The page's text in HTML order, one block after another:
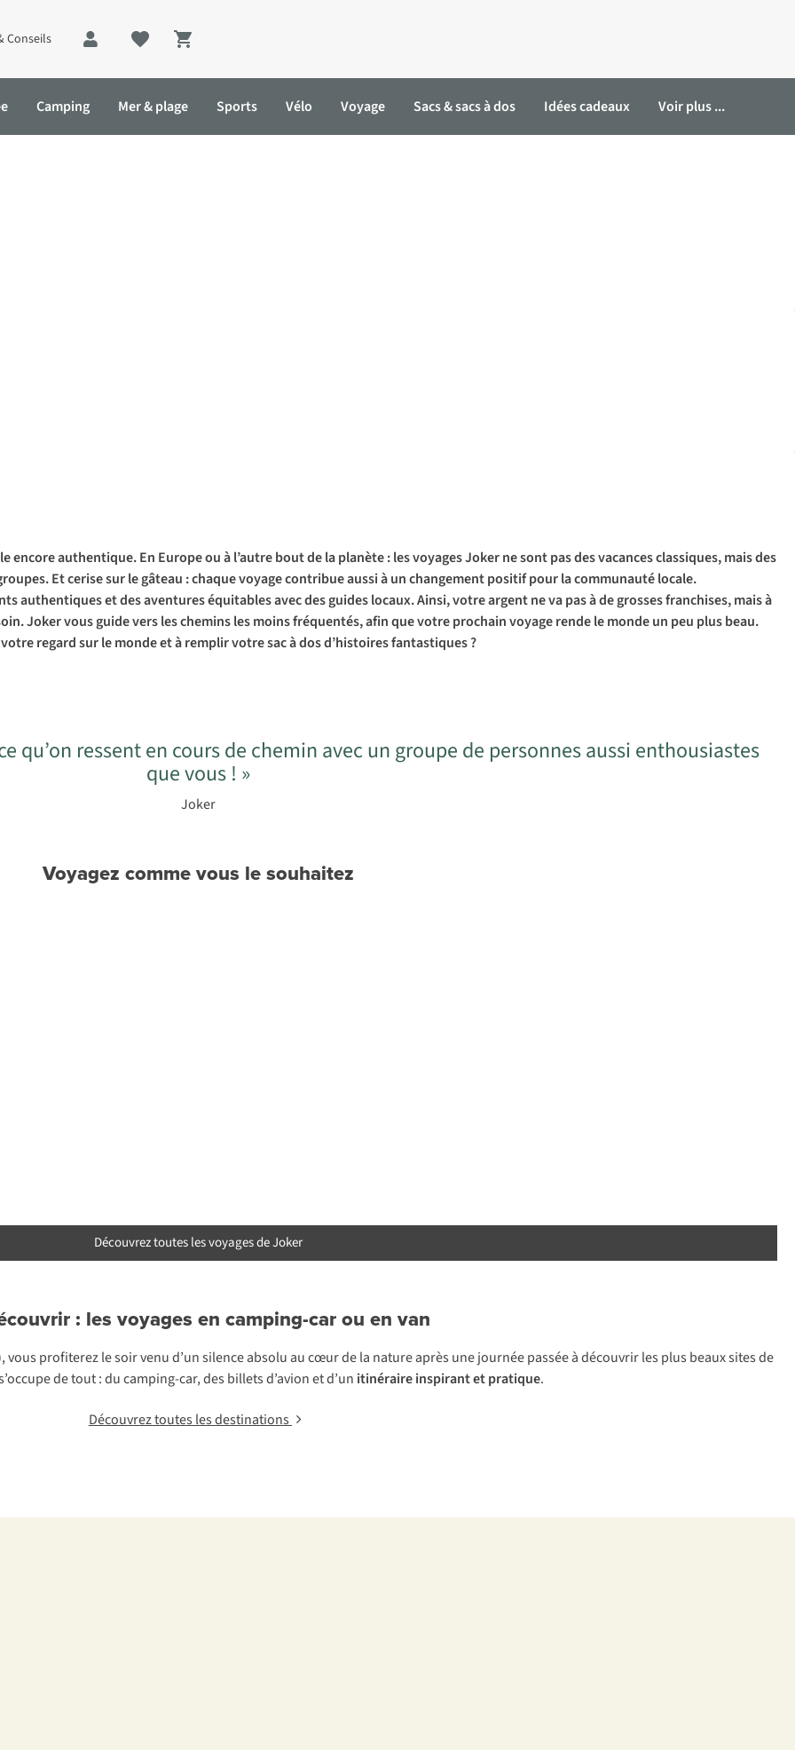
Conseils
Shopping cart
Camping Mer & plage Sports Vélo Voyage Sacs & sacs à dos Idées cadeaux Voir plus ...
authentique. En Europe ou à l’autre bout de la planète : les voyages Joker ne sont pas des vacances classiques, mais des
Et cerise sur le gâteau : chaque voyage contribue aussi à un changement positif pour la communauté locale.
authentiques et des aventures équitables avec des guides locaux. Ainsi, votre argent ne va pas à de grosses franchises, mais à
Joker vous guide vers les chemins les moins fréquentés, afin que votre prochain voyage rende le monde un peu plus beau.
regard sur le monde et à remplir votre sac à dos d’histoires fantastiques ?
qu’on ressent en cours de chemin avec un groupe de personnes aussi enthousiastes
que vous ! »
Joker
Voyagez comme vous le souhaitez
Découvrez toutes les voyages de Joker
: les voyages en camping-car ou en van
vous profiterez le soir venu d’un silence absolu au cœur de la nature après une journée passée à découvrir les plus beaux sites de
de tout : du camping-car, des billets d’avion et d’un itinéraire inspirant et pratique.
Découvrez toutes les destinations